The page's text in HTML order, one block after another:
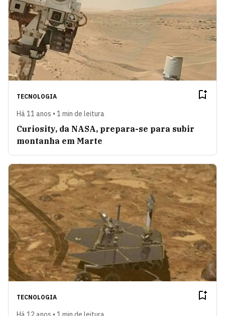
TECNOLOGIA
Há 11 anos • 1 min de leitura
Curiosity, da NASA, prepara-se para subir
montanha em Marte
TECNOLOGIA